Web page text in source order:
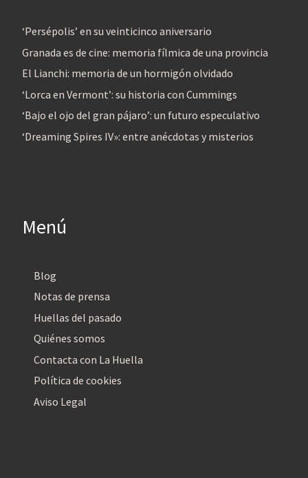
‘Persépolis’ en su veinticinco aniversario
Granada es de cine: memoria fílmica de una provincia
El Lianchi: memoria de un hormigón olvidado
‘Lorca en Vermont’: su historia con Cummings
‘Bajo el ojo del gran pájaro’: un futuro especulativo
‘Dreaming Spires IV»: entre anécdotas y misterios
Menú
Blog
Notas de prensa
Huellas del pasado
Quiénes somos
Contacta con La Huella
Política de cookies
Aviso Legal